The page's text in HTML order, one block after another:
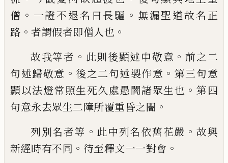
僧 。 一證不退名曰長驅 。 無漏聖道故名正
路 。 者謂假者即僧人也 。
故我等者 。 此則後顯述申敬意 。前之二
句述歸敬意 。 後之二句述製作意 。 第三句意
顯以法燈常照生死久處愚闇諸眾生也 。 第四
句意永去眾生二障所覆重昏之闇 。
列別名者等 。 此中列名依舊花嚴 。 故與
新經時有不同 。 待至釋文一一對會 。